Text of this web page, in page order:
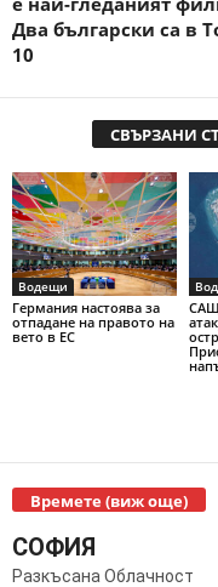
Два български са в
10
СВЪРЗАНИ
Водещи
Германия настоява за
отпадане на правото на
вето в ЕС
Времете (виж още)
СОФИЯ
Разкъсана Облачност